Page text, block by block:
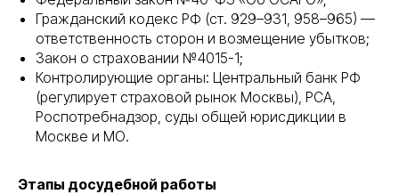
Гражданский кодекс РФ (ст. 929–931, 958–965) —
ответственность сторон и возмещение убытков;
Закон о страховании №4015-1;
Контролирующие органы: Центральный банк РФ
(регулирует страховой рынок Москвы), РСА,
Роспотребнадзор, суды общей юрисдикции в
Москве и МО.
Этапы досудебной работы